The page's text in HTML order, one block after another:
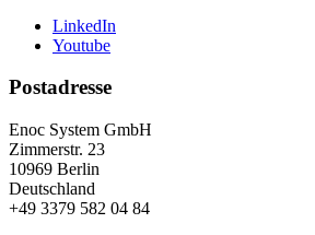
LinkedIn
Youtube
Postadresse
Enoc System GmbH
Zimmerstr. 23
10969 Berlin
Deutschland
+49 3379 582 04 84